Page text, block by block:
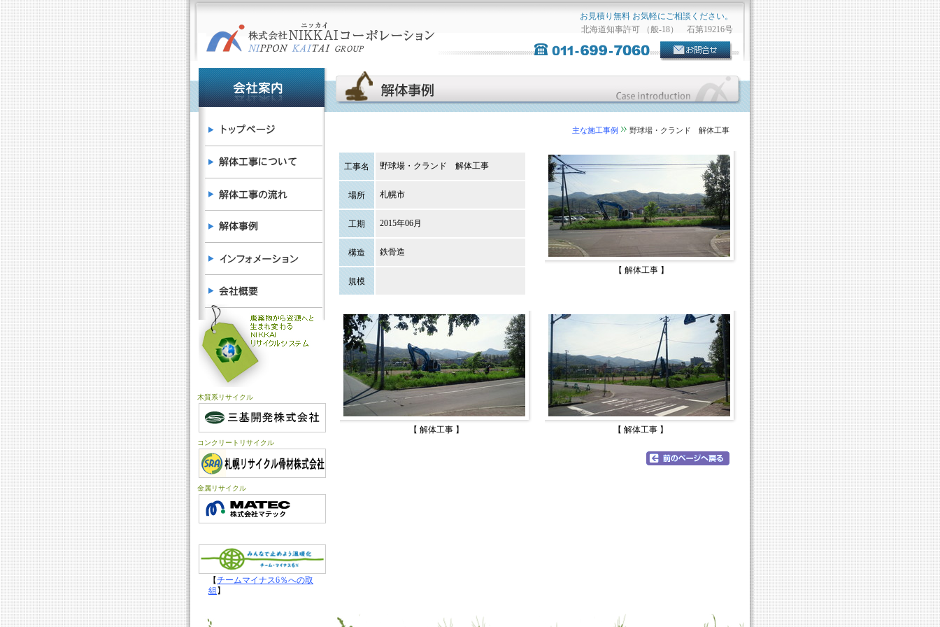
お見積り無料 お気軽にご相談ください。
北海道知事許可 （般-18） 石第19216号
主な施工事例 野球場・クランド 解体工事
工事名 野球場・クランド 解体工事
場所 札幌市
工期 2015年06月
構造 鉄骨造
規模
【 解体工事 】
【 解体工事 】 【 解体工事 】
木質系リサイクル
コンクリートリサイクル
金属リサイクル
【チームマイナス6％への取
組 】